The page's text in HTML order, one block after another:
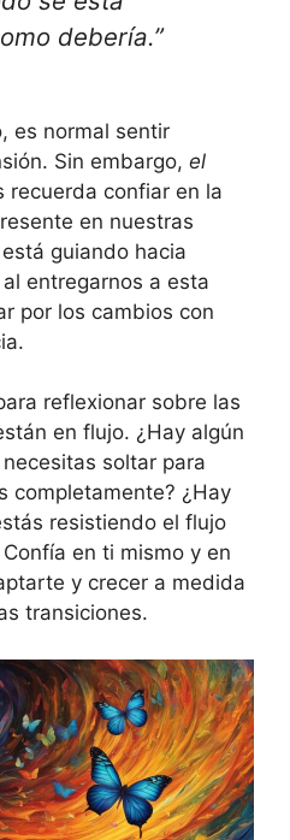
debería.”
es normal sentir
Sin embargo, el
recuerda confiar en la
en nuestras
guiando hacia
entregarnos a esta
por los cambios con
reflexionar sobre las
en flujo. ¿Hay algún
soltar para
completamente? ¿Hay
resistiendo el flujo
en ti mismo y en
y crecer a medida
transiciones.